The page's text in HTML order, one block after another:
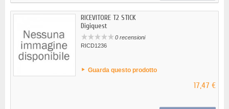
RICEVITORE T2 STICK
Digiquest
0 recensioni
RICD1236
Guarda questo prodotto
17,47 €